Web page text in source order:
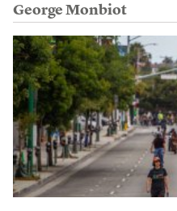
George Monbiot